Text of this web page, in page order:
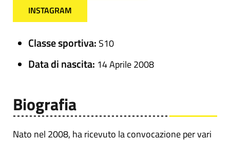
INSTAGRAM
Classe sportiva: S10
Data di nascita: 14 Aprile 2008
Biografia
Nato nel 2008, ha ricevuto la convocazione per vari